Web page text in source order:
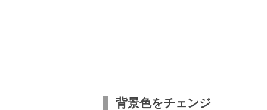
背景色をチェンジ